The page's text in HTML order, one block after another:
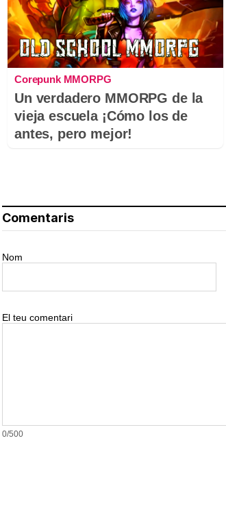
Corepunk MMORPG
Un verdadero MMORPG de la
vieja escuela ¡Cómo los de
antes, pero mejor!
Comentaris
Nom
El teu comentari
0/500